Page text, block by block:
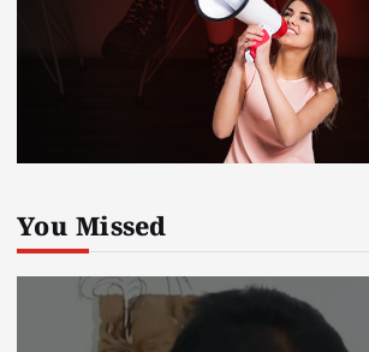
You Missed